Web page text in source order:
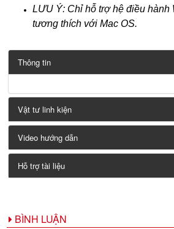
LƯU Ý: Chỉ hỗ trợ hệ điều hành
tương thích với Mac OS.
Thông tin
Vật tư linh kiện
Video hướng dẫn
Hỗ trợ tài liệu
BÌNH LUẬN